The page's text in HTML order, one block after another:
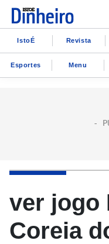
IstoÉ Revista
Esportes Menu
ver jogo
Coreia